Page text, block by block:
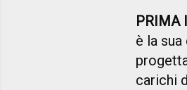
PRIMA
è la
carichi